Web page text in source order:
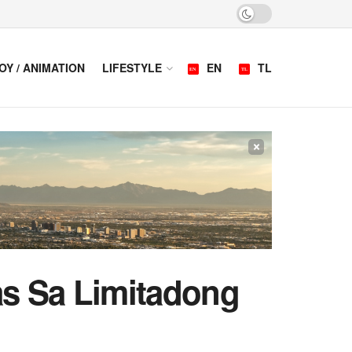
/ ANIMATION LIFESTYLE EN TL
×
Sa Limitadong